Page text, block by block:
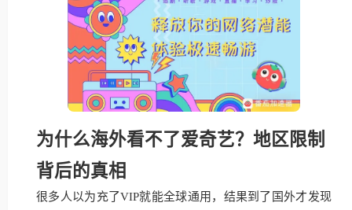
为什么海外看不了爱奇艺？地区限制
背后的真相
很多人以为充了VIP就能全球通用，结果到了国外才发现